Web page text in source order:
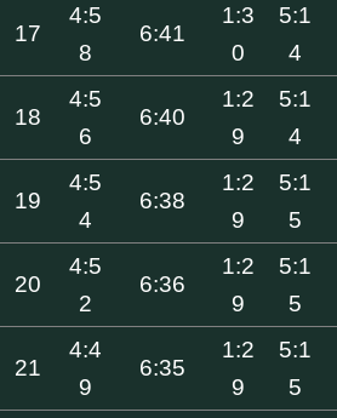
17
4:5
8
6:41
1:3
0
5:1
4
18
4:5
6
6:40
1:2
9
5:1
4
19
4:5
4
6:38
1:2
9
5:1
5
20
4:5
2
6:36
1:2
9
5:1
5
21
4:4
9
6:35
1:2
9
5:1
5